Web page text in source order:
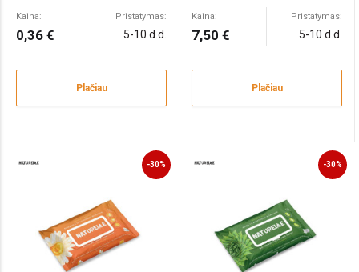
Kaina:
0,36 €
Pristatymas:
5-10 d.d.
Plačiau
Kaina:
7,50 €
Pristatymas:
5-10 d.d.
Plačiau
-30% -30%